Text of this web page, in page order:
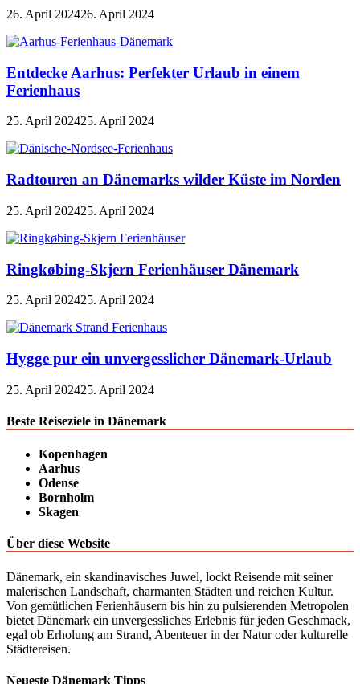
26. April 202426. April 2024
Entdecke Aarhus: Perfekter Urlaub in einem
Ferienhaus
25. April 202425. April 2024
Radtouren an Dänemarks wilder Küste im Norden
25. April 202425. April 2024
Ringkøbing-Skjern Ferienhäuser Dänemark
25. April 202425. April 2024
Hygge pur ein unvergesslicher Dänemark-Urlaub
25. April 202425. April 2024
Beste Reiseziele in Dänemark
Kopenhagen
Aarhus
Odense
Bornholm
Skagen
Über diese Website
Dänemark, ein skandinavisches Juwel, lockt Reisende mit seiner
malerischen Landschaft, charmanten Städten und reichen Kultur.
Von gemütlichen Ferienhäusern bis hin zu pulsierenden Metropolen
bietet Dänemark ein unvergessliches Erlebnis für jeden Geschmack,
egal ob Erholung am Strand, Abenteuer in der Natur oder kulturelle
Städtereisen.
Neueste Dänemark Tipps